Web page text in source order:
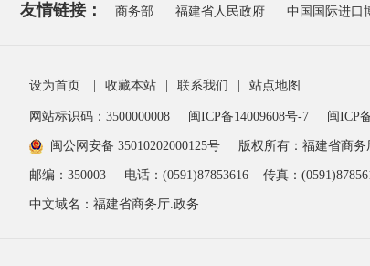
友情链接： 商务部 福建省人民政府 中国国际进口
设为首页 收藏本站 联系我们 站点地图
网站标识码：3500000008 闽ICP备14009608号-7 闽ICP
闽公网安备 35010202000125号 版权所有：福建省商务
邮编：350003 电话：(0591)87853616 传真：
中文域名：福建省商务厅.政务